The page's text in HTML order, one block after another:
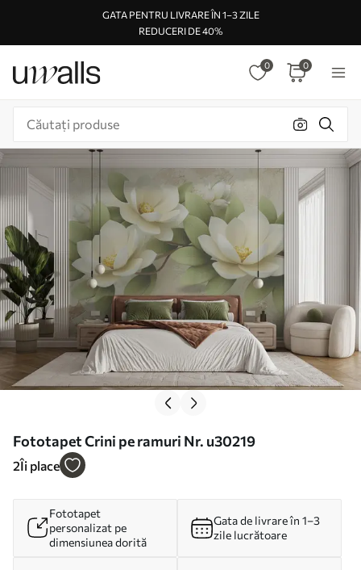
GATA PENTRU LIVRARE ÎN 1–3 ZILE
REDUCERI DE 40%
0 0
Fototapet Crini pe ramuri Nr. u30219
2Îi place
Fototapet
personalizat pe
dimensiunea dorită
Gata de livrare în 1–3
zile lucrătoare